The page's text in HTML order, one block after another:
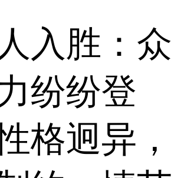
入胜：众
纷纷登
格迥异，